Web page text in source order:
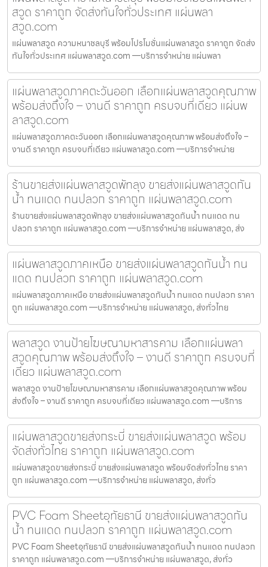
สวูด ราคาถูก จัดส่งทันใจทั่วประเทศ แผ่นพลา
สวูด.com
แผ่นพลาสวูด ความหนาชลบุรี พร้อมโปรโมชั่นแผ่นพลาสวูด ราคาถูก จัดส่ง
ทันใจทั่วประเทศ แผ่นพลาสวูด.com —บริการจำหน่าย แผ่นพลา
แผ่นพลาสวูดภาคตะวันออก เลือกแผ่นพลาสวูดคุณภาพ
พร้อมส่งถึงใจ – งานดี ราคาถูก ครบจบที่เดียว แผ่นพ
ลาสวูด.com
แผ่นพลาสวูดภาคตะวันออก เลือกแผ่นพลาสวูดคุณภาพ พร้อมส่งถึงใจ –
งานดี ราคาถูก ครบจบที่เดียว แผ่นพลาสวูด.com —บริการจำหน่าย
ร้านขายส่งแผ่นพลาสวูดพัทลุง ขายส่งแผ่นพลาสวูดกัน
น้ำ ทนแดด ทนปลวก ราคาถูก แผ่นพลาสวูด.com
ร้านขายส่งแผ่นพลาสวูดพัทลุง ขายส่งแผ่นพลาสวูดกันน้ำ ทนแดด ทน
ปลวก ราคาถูก แผ่นพลาสวูด.com —บริการจำหน่าย แผ่นพลาสวูด, ส่ง
แผ่นพลาสวูดภาคเหนือ ขายส่งแผ่นพลาสวูดกันน้ำ ทน
แดด ทนปลวก ราคาถูก แผ่นพลาสวูด.com
แผ่นพลาสวูดภาคเหนือ ขายส่งแผ่นพลาสวูดกันน้ำ ทนแดด ทนปลวก ราคา
ถูก แผ่นพลาสวูด.com —บริการจำหน่าย แผ่นพลาสวูด, ส่งทั่วไทย
พลาสวูด งานป้ายโฆษณามหาสารคาม เลือกแผ่นพลา
สวูดคุณภาพ พร้อมส่งถึงใจ – งานดี ราคาถูก ครบจบที่
เดียว แผ่นพลาสวูด.com
พลาสวูด งานป้ายโฆษณามหาสารคาม เลือกแผ่นพลาสวูดคุณภาพ พร้อม
ส่งถึงใจ – งานดี ราคาถูก ครบจบที่เดียว แผ่นพลาสวูด.com —บริการ
แผ่นพลาสวูดขายส่งกระบี่ ขายส่งแผ่นพลาสวูด พร้อม
จัดส่งทั่วไทย ราคาถูก แผ่นพลาสวูด.com
แผ่นพลาสวูดขายส่งกระบี่ ขายส่งแผ่นพลาสวูด พร้อมจัดส่งทั่วไทย ราคา
ถูก แผ่นพลาสวูด.com —บริการจำหน่าย แผ่นพลาสวูด, ส่งทั่ว
PVC Foam Sheetอุทัยธานี ขายส่งแผ่นพลาสวูดกัน
น้ำ ทนแดด ทนปลวก ราคาถูก แผ่นพลาสวูด.com
PVC Foam Sheetอุทัยธานี ขายส่งแผ่นพลาสวูดกันน้ำ ทนแดด ทนปลวก
ราคาถูก แผ่นพลาสวูด.com —บริการจำหน่าย แผ่นพลาสวูด, ส่งทั่ว